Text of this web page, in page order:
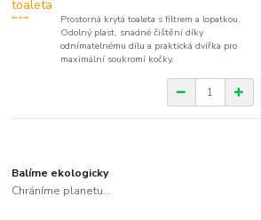
Prostorná krytá toaleta s filtrem a lopatkou.
Odolný plast, snadné čištění díky
odnímatelnému dílu a praktická dvířka pro
maximální soukromí kočky.
Balíme ekologicky
Chráníme planetu...